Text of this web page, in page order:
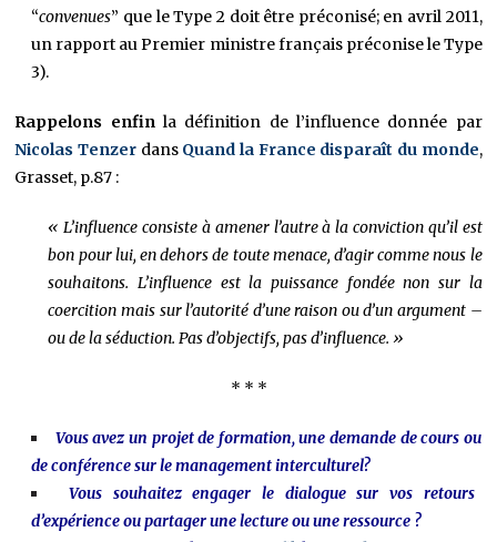
“convenues” que le Type 2 doit être préconisé; en avril 2011,
un rapport au Premier ministre français préconise le Type
3).
Rappelons enfin la définition de l’influence donnée par
Nicolas Tenzer dans Quand la France disparaît du monde,
Grasset, p.87 :
« L’influence consiste à amener l’autre à la conviction qu’il est
bon pour lui, en dehors de toute menace, d’agir comme nous le
souhaitons. L’influence est la puissance fondée non sur la
coercition mais sur l’autorité d’une raison ou d’un argument –
ou de la séduction. Pas d’objectifs, pas d’influence. »
* * *
Vous avez un projet de formation, une demande de cours ou
de conférence sur le management interculturel?
Vous souhaitez engager le dialogue sur vos retours
d’expérience ou partager une lecture ou une ressource ?